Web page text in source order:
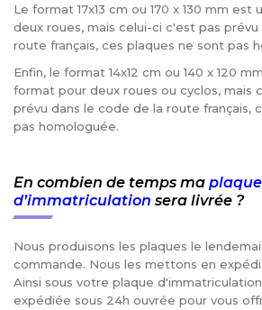
Le format 17x13 cm ou 170 x 130 mm
deux roues, mais celui-ci c'est pas
route français, ces plaques ne sont pas
Enfin, le format 14x12 cm ou 140 x 120
format pour deux roues ou cyclos, mais
prévu dans le code de la route français,
pas homologuée.
En combien de temps ma plaque
d’immatriculation sera livrée ?
Nous produisons les plaques le
commande. Nous les mettons en
Ainsi sous votre plaque
expédiée sous 24h ouvrée pour vous